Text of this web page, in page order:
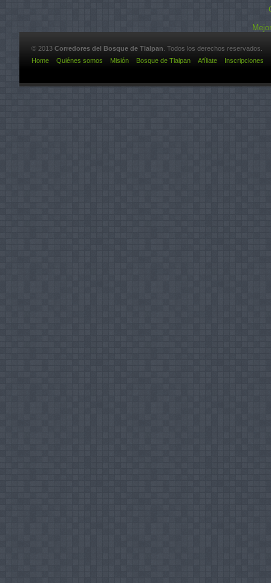
© 2013 Corredores del Bosque de Tlalpan . Todos los derechos reservados.
Home
Quiénes somos Misión Bosque de Tlalpan Afíliate Inscripciones